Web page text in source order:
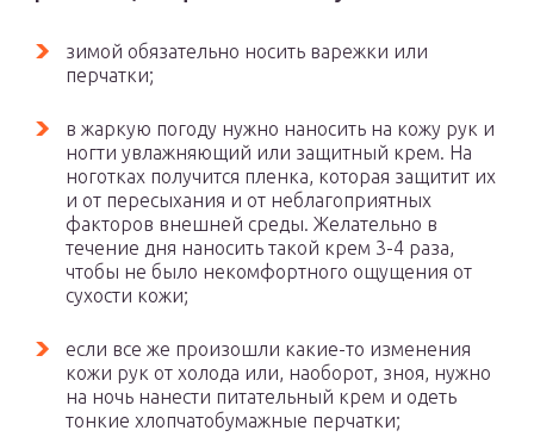
зимой обязательно носить варежки или
перчатки;
в жаркую погоду нужно наносить на кожу рук и
ногти увлажняющий или защитный крем. На
ноготках получится пленка, которая защитит их
и от пересыхания и от неблагоприятных
факторов внешней среды. Желательно в
течение дня наносить такой крем 3-4 раза,
чтобы не было некомфортного ощущения от
сухости кожи;
если все же произошли какие-то изменения
кожи рук от холода или, наоборот, зноя, нужно
на ночь нанести питательный крем и одеть
тонкие хлопчатобумажные перчатки;